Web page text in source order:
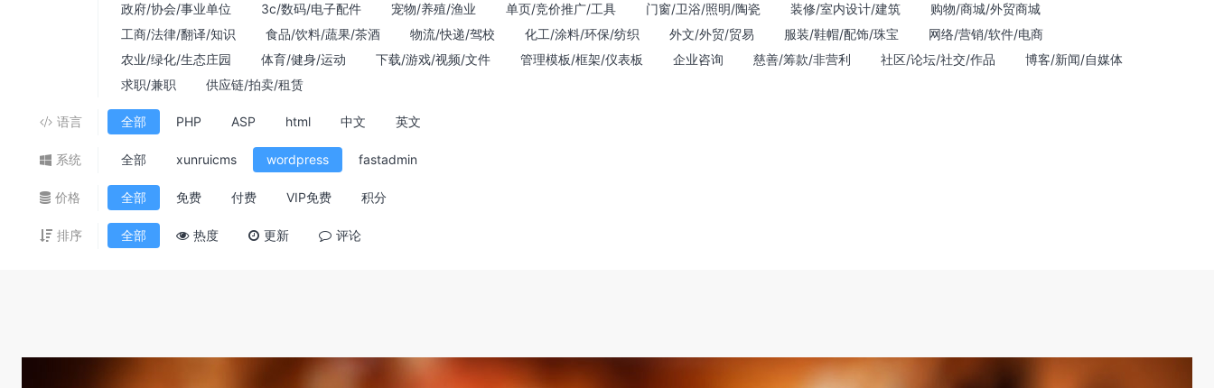
政府/协会/事业单位
3c/数码/电子配件 宠物/养殖/渔业 单页/竞价推广/工具 门窗/卫浴/照明/陶瓷 装修/室内设计/建筑
购物/商城/外贸商城
工商/法律/翻译/知识
食品/饮料/蔬果/茶酒 物流/快递/驾校 化工/涂料/环保/纺织 外文/外贸/贸易 服装/鞋帽/配饰/珠宝
网络/营销/软件/电商
农业/绿化/生态庄园
体育/健身/运动 下载/游戏/视频/文件 管理模板/框架/仪表板 企业咨询 慈善/筹款/非营利 社区/论坛/社交/作品
博客/新闻/自媒体
求职/兼职
供应链/拍卖/租赁
语言 全部 PHP ASP html 中文 英文
系统 全部 xunruicms wordpress fastadmin
价格 全部 免费 付费 VIP免费 积分
排序 全部 热度 更新 评论